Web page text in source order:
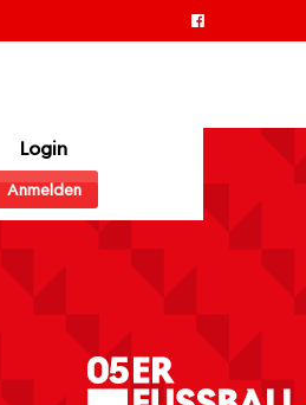
Login
Anmelden